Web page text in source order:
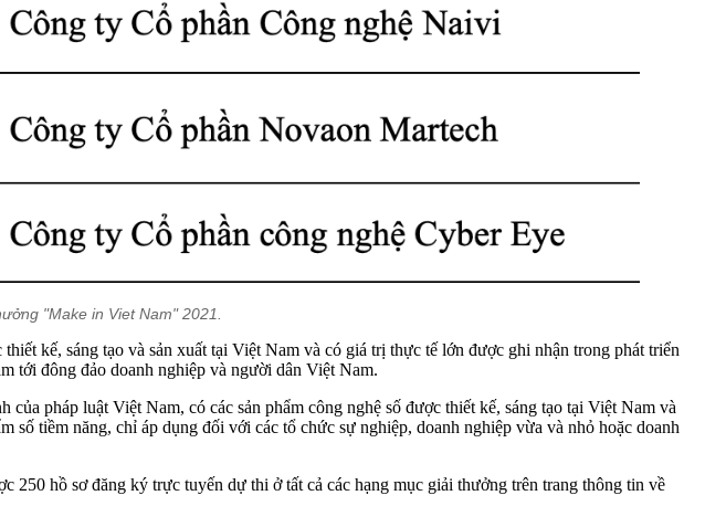
"Make in Viet Nam" 2021.
kế, sáng tạo và sản xuất tại Việt Nam và có giá trị thực tế lớn được ghi nhận trong phát triển
tới đông đảo doanh nghiệp và người dân Việt Nam.
pháp luật Việt Nam, có các sản phẩm công nghệ số được thiết kế, sáng tạo tại Việt Nam và
tiềm năng, chỉ áp dụng đối với các tổ chức sự nghiệp, doanh nghiệp vừa và nhỏ hoặc doanh
hồ sơ đăng ký trực tuyến dự thi ở tất cả các hạng mục giải thưởng trên trang thông tin về